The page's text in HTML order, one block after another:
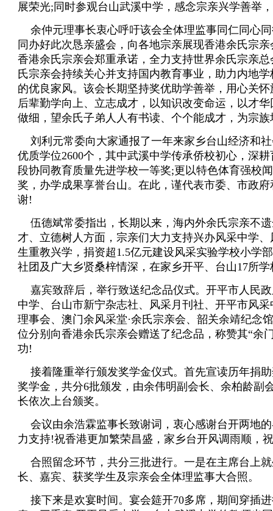
展荣光; 同时参观台山武溪中学，感念宗亲兴学善举
余仲元理事长衷心呼吁该会全体理监事同仁同心
同办好此次恳亲盛会，向各地宗亲展现香港余氏宗
香港余氏宗亲会郑重承诺，全力支持世界余氏宗亲总
氏宗亲会持续关心并支持国内教育事业，助力内地
的优良家风。该会长期坚持奖优助学善举，用心关
后辈勤学向上、立志成才，以知识改变命运，以才
做细，望余氏子弟人人有书读、个个能成才，为宗
刘利元常委向大家通报了一年来家乡台山经济和
优质学位2600个，其中武溪中学传承侨校初心，深
段协同教育质量先进学校一等奖;更以特色体育强校
奖，办学成果享誉台山。在此，谨代表市委、市政
谢!
伍德斌常委指出，长期以来，海内外余氏宗亲不
才、立德树人方面，宗亲们大力支持兴办风采中学
生重教兴学，捐资超1.5亿元建设风采实验学校小学
社团及广大乡贤桑梓情深，在家乡开平、台山17所学
嘉宾致辞后，举行致送纪念品仪式。开平市人民
中学、台山市新宁杂志社、风采月刊社、开平市风
理事会、澳门余风采堂·余氏宗亲会、韶关余靖纪念
位分别向香港余氏宗亲会赠送了纪念品，称赞其“余
功!
接着隆重举行颁发奖学金仪式。首先宣读历年捐
奖学金，共分6批颁发，由余伟明副会长、余柏龄副
长依次上台颁奖。
会议由余浩霖监事长致谢词，衷心感谢台开两地
力支持!祝香港更加繁荣昌盛，家乡台开风调雨顺，
合照留念环节，共分三批进行。一是在主席台上
长、嘉宾、获奖学生及宗亲会全体理监事大合照。
接下来是欢宴时间。宴会筵开70多席，期间穿插